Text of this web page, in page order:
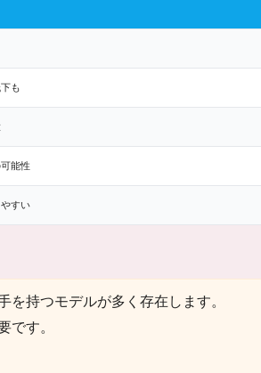
も
能性
すい
持つモデルが多く存在します。
す。